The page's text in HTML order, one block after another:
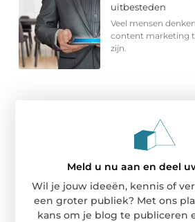
uitbesteden
Veel mensen
content marketing
zijn.
Meld u nu aan en deel
Wil je jouw ideeën, kennis of
een groter publiek? Met ons
kans om je blog te publiceren